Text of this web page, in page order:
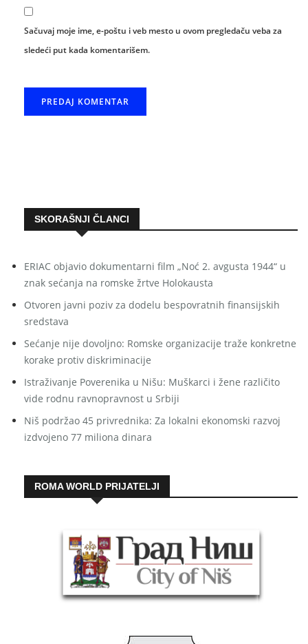
Sačuvaj moje ime, e-poštu i veb mesto u ovom pregledaču veba za
sledeći put kada komentarišem.
SKORAŠNJI ČLANCI
ERIAC objavio dokumentarni film „Noć 2. avgusta 1944“ u
znak sećanja na romske žrtve Holokausta
Otvoren javni poziv za dodelu bespovratnih finansijskih
sredstava
Sećanje nije dovoljno: Romske organizacije traže konkretne
korake protiv diskriminacije
Istraživanje Poverenika u Nišu: Muškarci i žene različito
vide rodnu ravnopravnost u Srbiji
Niš podržao 45 privrednika: Za lokalni ekonomski razvoj
izdvojeno 77 miliona dinara
ROMA WORLD PRIJATELJI